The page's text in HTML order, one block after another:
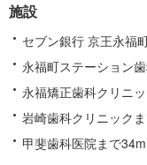
施設
セブン銀行 京王永福
永福町ステーション
永福矯正歯科クリニ
岩崎歯科クリニック
甲斐歯科医院まで